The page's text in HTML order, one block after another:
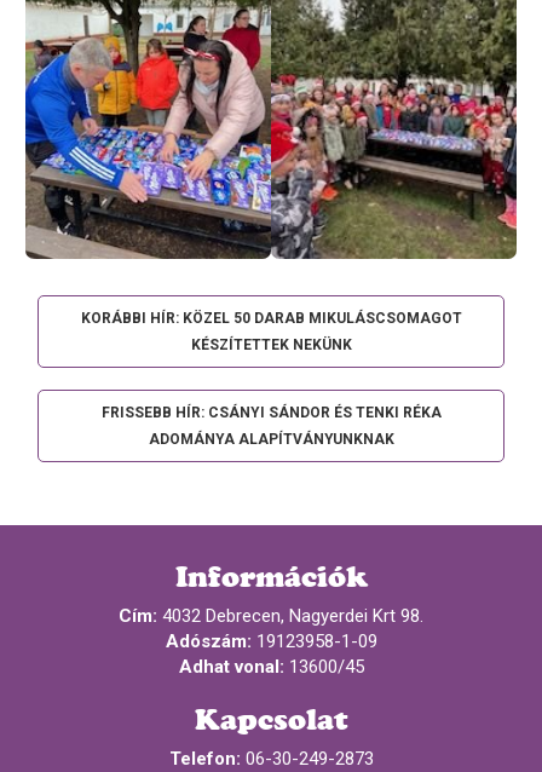
KORÁBBI HÍR: KÖZEL 50 DARAB MIKULÁSCSOMAGOT
KÉSZÍTETTEK NEKÜNK
FRISSEBB HÍR: CSÁNYI SÁNDOR ÉS TENKI RÉKA
ADOMÁNYA ALAPÍTVÁNYUNKNAK
Információk
Cím: 4032 Debrecen, Nagyerdei Krt 98.
Adószám: 19123958-1-09
Adhat vonal: 13600/45
Kapcsolat
Telefon: 06-30-249-2873